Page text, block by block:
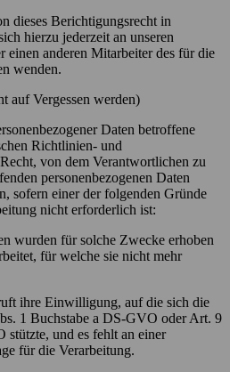
dieses Berichtigungsrecht in
hierzu jederzeit an unseren
einen anderen Mitarbeiter des für die
wenden.
auf Vergessen werden)
Daten betroffene
Richtlinien- und
von dem Verantwortlichen zu
personenbezogenen Daten
sofern einer der folgenden Gründe
nicht erforderlich ist:
wurden für solche Zwecke erhoben
für welche sie nicht mehr
ihre Einwilligung, auf die sich die
1 Buchstabe a DS-GVO oder Art. 9
und es fehlt an einer
für die Verarbeitung.